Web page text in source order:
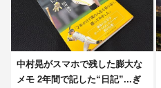
中村晃がスマホで残した膨大な
メモ 2年間で記した“日記”...ぎ